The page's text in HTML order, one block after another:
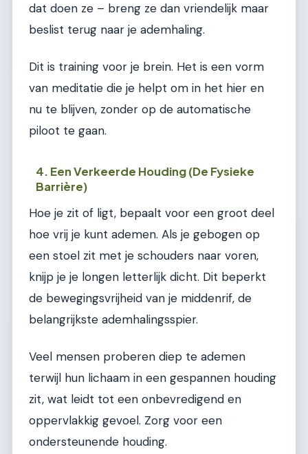
dat doen ze – breng ze dan vriendelijk maar
beslist terug naar je ademhaling.
Dit is training voor je brein. Het is een vorm
van meditatie die je helpt om in het hier en
nu te blijven, zonder op de automatische
piloot te gaan.
4. Een Verkeerde Houding (De Fysieke
Barrière)
Hoe je zit of ligt, bepaalt voor een groot deel
hoe vrij je kunt ademen. Als je gebogen op
een stoel zit met je schouders naar voren,
knijp je je longen letterlijk dicht. Dit beperkt
de bewegingsvrijheid van je middenrif, de
belangrijkste ademhalingsspier.
Veel mensen proberen diep te ademen
terwijl hun lichaam in een gespannen houding
zit, wat leidt tot een onbevredigend en
oppervlakkig gevoel. Zorg voor een
ondersteunende houding.